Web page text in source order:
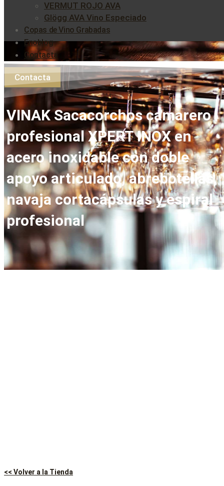
VERMUT ROJO AVA
Glögg AVA Vino Especiado
Copas de Vino Grabadas
Enoblog
Contacta
Contacta
VINAK Sacacorchos camarero
profesional XPERT INOX en
acero inoxidable con doble
apoyo articulado, abrebotellas,
navaja cortacápsulas y espiral
profesional
<< Volver a la Tienda